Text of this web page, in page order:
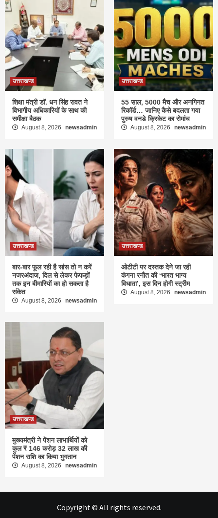
उत्तराखण्ड
शिक्षा मंत्री डॉ. धन सिंह रावत ने
विभागीय अधिकारियों के साथ की
समीक्षा बैठक
August 8, 2026 newsadmin
उत्तराखण्ड
55 साल, 5000 मैच और अनगिनत
रिकॉर्ड… जानिए कैसे बदलता गया
पुरुष वनडे क्रिकेट का रोमांच
August 8, 2026 newsadmin
उत्तराखण्ड
बार-बार फूल रही है सांस तो न करें
नजरअंदाज, दिल से लेकर फेफड़ों
तक इन बीमारियों का हो सकता है
संकेत
August 8, 2026 newsadmin
उत्तराखण्ड
ओटीटी पर दस्तक देने जा रही
कंगना रनौत की ‘भारत भाग्य
विधाता’, इस दिन होगी स्ट्रीम
August 8, 2026 newsadmin
उत्तराखण्ड
मुख्यमंत्री ने पेंशन लाभार्थियों को
कुल ₹ 146 करोड़ 32 लाख की
पेंशन राशि का किया भुगतान
August 8, 2026 newsadmin
Copyright © All rights reserved.